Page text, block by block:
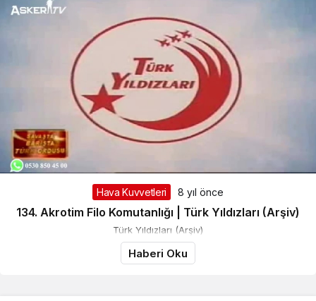
Hava Kuvvetleri 8 yıl önce
134. Akrotim Filo Komutanlığı | Türk Yıldızları (Arşiv)
Türk Yıldızları (Arşiv)
Haberi Oku